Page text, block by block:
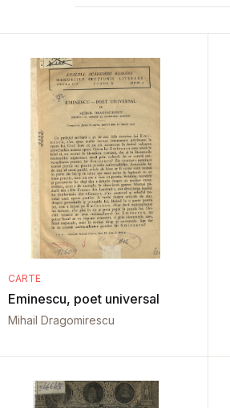
CARTE
Eminescu, poet universal
Mihail Dragomirescu